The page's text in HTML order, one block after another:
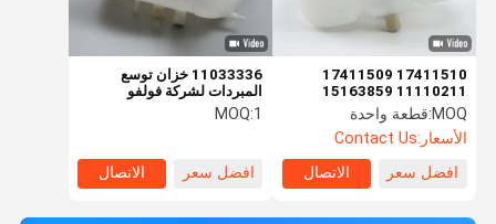
11033336 خزان توسع
المبردات لشركة فولفو
MOQ:1
افضل سعر الاتصال
17411510 17411509
11110211 15163859
17408222 17336823
المياه المساعد
MOQ: قطعة واحدة
الأسعار:Contact Us
افضل سعر
الاتصال